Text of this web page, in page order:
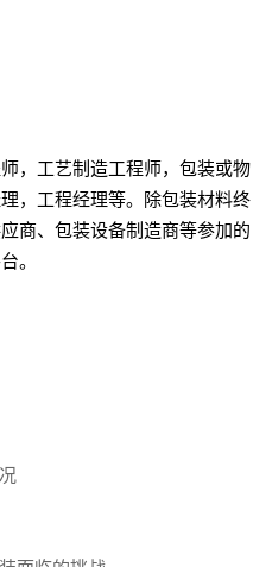
，工艺制造工程师，包装或物
，工程经理等。除包装材料终
商、包装设备制造商等参加的
。